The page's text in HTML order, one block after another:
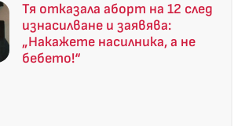
Тя отказала аборт на 12 след
изнасилване и заявява:
„Накажете насилника, а не
бебето!“